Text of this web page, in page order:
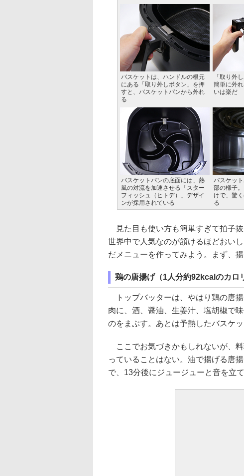
バスケットは、ハンドルの根元
にある「取り外しボタン」を押
すと、バスケットパンから外れ
る
「取り外
簡単に外
いは楽だ
バスケットパンの底面には、熱
風の対流を加速させる「スター
フィッシュ（ヒトデ）」デザイ
ンが採用されている
バスケッ
部の様子
けで、驚
る
見た目も使い方も簡単すぎて拍子抜
世界中で人気なのが頷けるほどおい
だメニューを作ってみよう。まず、
鶏の唐揚げ（1人分約92kcalのカロ
トップバッターは、やはり鶏の唐
肉に、酒、醤油、生姜汁、塩胡椒で
のをまぶす。あとは予熱したバスケ
ここでお気づきかもしれないが、
っていることはない。油で揚げる唐
で、13分後にジュージューと音を立